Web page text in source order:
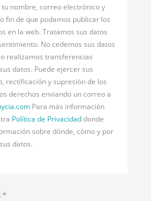
nombre, correo electrónico y
fin de que podamos publicar los
en la web. Tratamos sus datos
No cedemos sus datos
realizamos transferencias
datos. Puede ejercer sus
rectificación y supresión de los
derechos enviando un correo a
Para más información
Política de Privacidaddonde
sobre dónde, cómo y por
datos.
*